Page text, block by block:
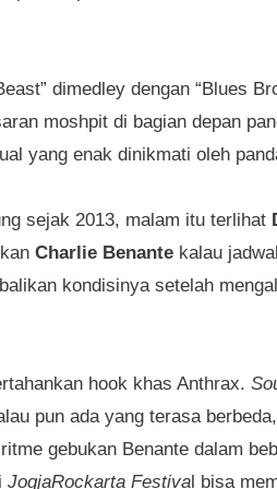
dimedley dengan “Blues
moshpit di bagian depan
yang enak dinikmati oleh
sejak 2013, malam itu terlihat
Charlie Benante kalau
kondisinya setelah
hook khas Anthrax.
pun ada yang terasa
gebukan Benante dalam
JogjaRockarta Festival bisa